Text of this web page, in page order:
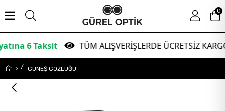
Taksit TÜM ALIŞVERİŞLERDE ÜCRETSİZ KARGO!
0
GÜNEŞ GÖZLÜĞÜ